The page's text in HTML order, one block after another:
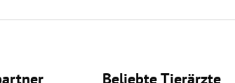
Beliebte Tierärzte
Slide 1 von 1